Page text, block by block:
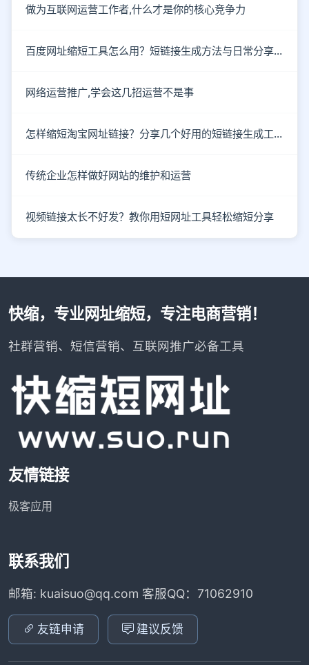
做为互联网运营工作者,什么才是你的核心竞争力
百度网址缩短工具怎么用？短链接生成方法与日常分享场景解析
网络运营推广,学会这几招运营不是事
怎样缩短淘宝网址链接？分享几个好用的短链接生成工具
传统企业怎样做好网站的维护和运营
视频链接太长不好发？教你用短网址工具轻松缩短分享
快缩，专业网址缩短，专注电商营销！
社群营销、短信营销、互联网推广必备工具
友情链接
极客应用
联系我们
邮箱: kuaisuo@qq.com 客服QQ：71062910
友链申请 建议反馈